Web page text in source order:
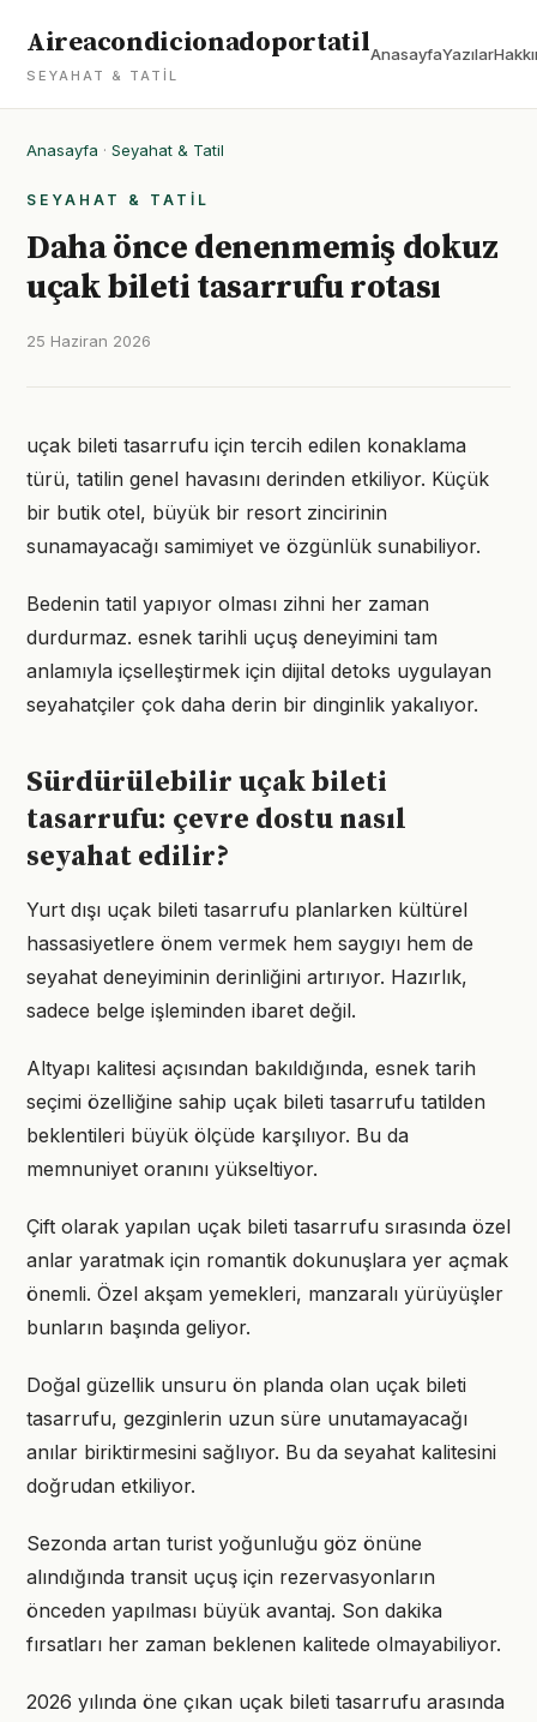
Aireacondicionadoportatil
SEYAHAT & TATIL
AnasayfaYazılar
Anasayfa · Seyahat & Tatil
SEYAHAT & TATIL
Daha önce denenmemiş dokuz
uçak bileti tasarrufu rotası
25 Haziran 2026
uçak bileti tasarrufu için tercih edilen konaklama
türü, tatilin genel havasını derinden etkiliyor. Küçük
bir butik otel, büyük bir resort zincirinin
sunamayacağı samimiyet ve özgünlük sunabiliyor.
Bedenin tatil yapıyor olması zihni her zaman
durdurmaz. esnek tarihli uçuş deneyimini tam
anlamıyla içselleştirmek için dijital detoks uygulayan
seyahatçiler çok daha derin bir dinginlik yakalıyor.
Sürdürülebilir uçak bileti
tasarrufu: çevre dostu nasıl
seyahat edilir?
Yurt dışı uçak bileti tasarrufu planlarken kültürel
hassasiyetlere önem vermek hem saygıyı hem de
seyahat deneyiminin derinliğini artırıyor. Hazırlık,
sadece belge işleminden ibaret değil.
Altyapı kalitesi açısından bakıldığında, esnek tarih
seçimi özelliğine sahip uçak bileti tasarrufu tatilden
beklentileri büyük ölçüde karşılıyor. Bu da
memnuniyet oranını yükseltiyor.
Çift olarak yapılan uçak bileti tasarrufu sırasında özel
anlar yaratmak için romantik dokunuşlara yer açmak
önemli. Özel akşam yemekleri, manzaralı yürüyüşler
bunların başında geliyor.
Doğal güzellik unsuru ön planda olan uçak bileti
tasarrufu, gezginlerin uzun süre unutamayacağı
anılar biriktirmesini sağlıyor. Bu da seyahat kalitesini
doğrudan etkiliyor.
Sezonda artan turist yoğunluğu göz önüne
alındığında transit uçuş için rezervasyonların
önceden yapılması büyük avantaj. Son dakika
fırsatları her zaman beklenen kalitede olmayabiliyor.
2026 yılında öne çıkan uçak bileti tasarrufu arasında